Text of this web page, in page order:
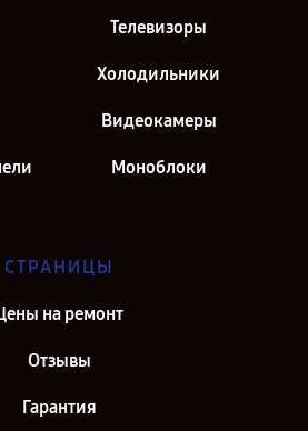
Телевизоры
Холодильники
Видеокамеры
Моноблоки
СТРАНИЦЫ
на ремонт
Отзывы
Гарантия